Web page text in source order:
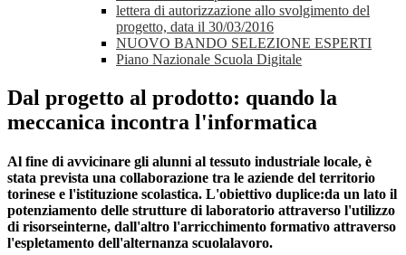
lettera di autorizzazione allo svolgimento del
progetto, data il 30/03/2016
NUOVO BANDO SELEZIONE ESPERTI
Piano Nazionale Scuola Digitale
Dal progetto al prodotto: quando la
meccanica incontra l'informatica
Al fine di avvicinare gli alunni al tessuto industriale locale, è
stata prevista una collaborazione tra le aziende del territorio
torinese e l'istituzione scolastica. L'obiettivo duplice:da un lato il
potenziamento delle strutture di laboratorio attraverso l'utilizzo
di risorseinterne, dall'altro l'arricchimento formativo attraverso
l'espletamento dell'alternanza scuolalavoro.